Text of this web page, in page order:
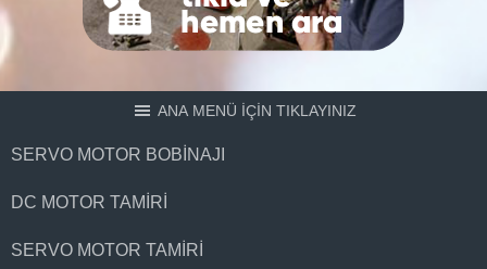
ANA MENÜ İÇİN TIKLAYINIZ
SERVO MOTOR BOBINAJI
DC MOTOR TAMIRI
SERVO MOTOR TAMIRI